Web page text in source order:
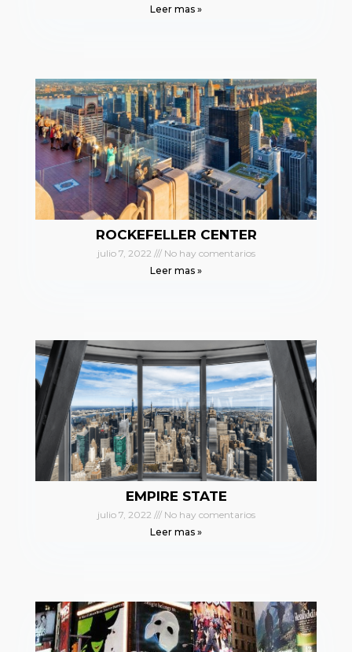
Leer mas »
ROCKEFELLER CENTER
julio 7, 2022
No hay comentarios
Leer mas »
EMPIRE STATE
julio 7, 2022
No hay comentarios
Leer mas »